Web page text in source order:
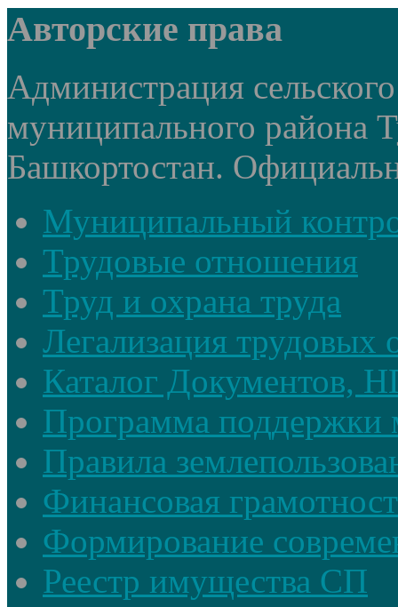
Авторские права
Администрация
муниципального района
Башкортостан.
Муниципальный
Трудовые отношения
Труд и охрана труда
Легализация трудовых
Каталог Документов,
Программа поддержки
Правила
Финансовая
Формирование
Реестр имущества СП